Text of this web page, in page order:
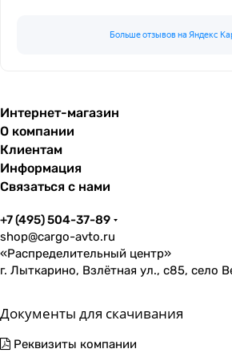
Больше отзывов на Яндекс
Интернет-магазин
О компании
Клиентам
Информация
Связаться с нами
+7 (495) 504-37-89
shop@cargo-avto.ru
«Распределительный центр»
г. Лыткарино, Взлётная ул., с85, село
Документы для скачивания
Реквизиты компании